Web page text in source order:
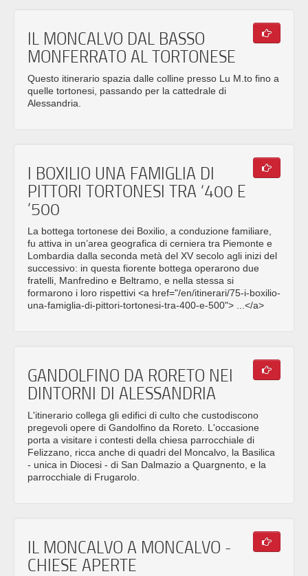
IL MONCALVO DAL BASSO
MONFERRATO AL TORTONESE
Questo itinerario spazia dalle colline presso Lu M.to fino a
quelle tortonesi, passando per la cattedrale di
Alessandria.
I BOXILIO UNA FAMIGLIA DI
PITTORI TORTONESI TRA ‘400 E
‘500
La bottega tortonese dei Boxilio, a conduzione familiare,
fu attiva in un’area geografica di cerniera tra Piemonte e
Lombardia dalla seconda metà del XV secolo agli inizi del
successivo: in questa fiorente bottega operarono due
fratelli, Manfredino e Beltramo, e nella stessa si
formarono i loro rispettivi <a href="/en/itinerari/75-i-boxilio-
una-famiglia-di-pittori-tortonesi-tra-400-e-500"> ...</a>
GANDOLFINO DA RORETO NEI
DINTORNI DI ALESSANDRIA
L'itinerario collega gli edifici di culto che custodiscono
pregevoli opere di Gandolfino da Roreto. L'occasione
porta a visitare i contesti della chiesa parrocchiale di
Felizzano, ricca anche di quadri del Moncalvo, la Basilica
- unica in Diocesi - di San Dalmazio a Quargnento, e la
parrocchiale di Frugarolo.
IL MONCALVO A MONCALVO -
CHIESE APERTE